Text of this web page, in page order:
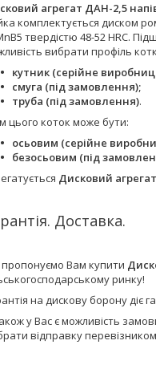
агрегат ДАН-2,5
комплектується диском
твердістю 48-52 HRC.
вибрати профіль
кутник (серійне
смуга (під замовлення);
труба (під замовлення).
цього коток може бути:
осьовим (серійне
безосьовим (під
Дисковий
Доставка.
Вам купити
ринку!
на дискову борону діє
у Вас є можливість
відправку